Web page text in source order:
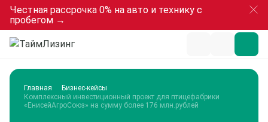
Честная рассрочка 0% на авто и технику с
пробегом →
Главная
Бизнес-кейсы
Комплексный инвестиционный проект для птицефабрики
«ЕнисейАгроСоюз» на сумму более 176 млн.рублей